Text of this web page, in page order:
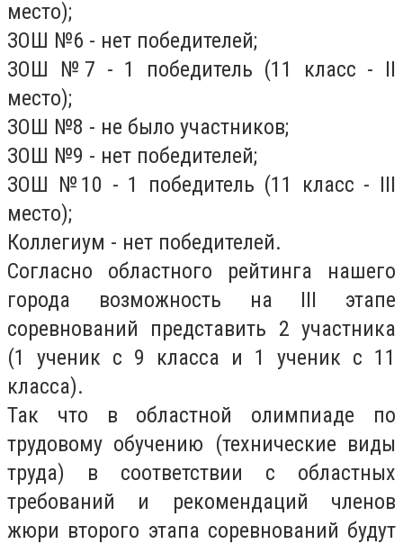
место);
ЗОШ №6 - нет победителей;
ЗОШ №7 - 1 победитель (11 класс - II
место);
ЗОШ №8 - не было участников;
ЗОШ №9 - нет победителей;
ЗОШ №10 - 1 победитель (11 класс - III
место);
Коллегиум - нет победителей.
Согласно областного рейтинга нашего
города возможность на III этапе
соревнований представить 2 участника
(1 ученик с 9 класса и 1 ученик с 11
класса).
Так что в областной олимпиаде по
трудовому обучению (технические виды
труда) в соответствии с областных
требований и рекомендаций членов
жюри второго этапа соревнований будут